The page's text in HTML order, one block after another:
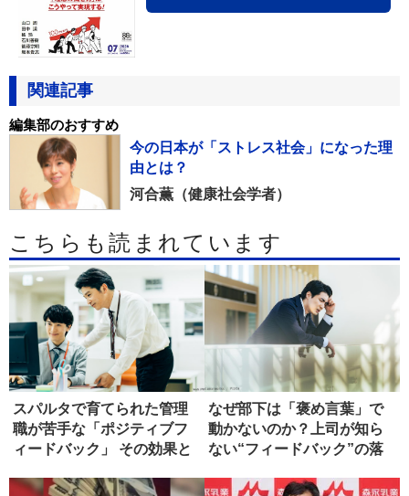
関連記事
編集部のおすすめ
今の日本が「ストレス社会」になった理
由とは？
河合薫（健康社会学者）
こちらも読まれています
スパルタで育てられた管理
職が苦手な「ポジティブフ
ィードバック」 その効果と
なぜ部下は「褒め言葉」で
動かないのか？上司が知ら
ない“フィードバック”の落